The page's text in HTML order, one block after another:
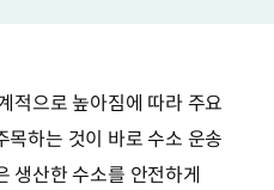
적으로 높아짐에 따라 주요
목하는 것이 바로 수소 운송
생산한 수소를 안전하게